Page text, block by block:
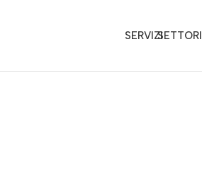
SERVIZISETTORI